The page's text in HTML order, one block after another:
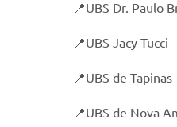
📍UBS Dr. Paulo
📍UBS Jacy Tucci
📍UBS de Tapinas
📍UBS de Nova